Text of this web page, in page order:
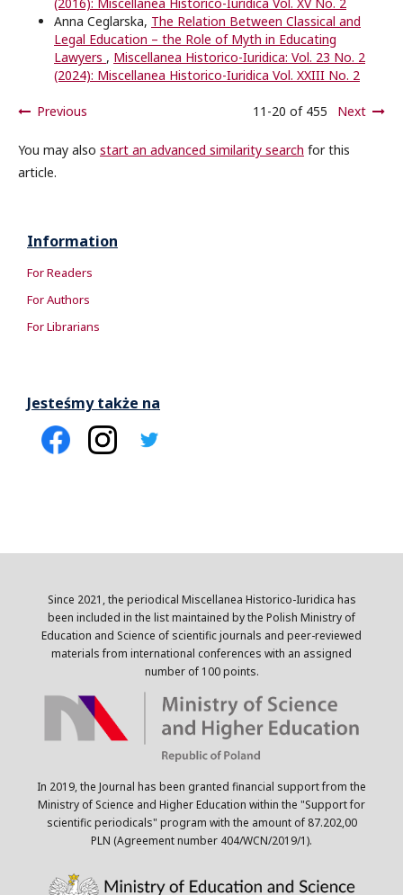
(2016): Miscellanea Historico-Iuridica Vol. XV No. 2
Anna Ceglarska, The Relation Between Classical and
Legal Education – the Role of Myth in Educating
Lawyers , Miscellanea Historico-Iuridica: Vol. 23 No. 2
(2024): Miscellanea Historico-Iuridica Vol. XXIII No. 2
Previous 11-20 of 455 Next
You may also start an advanced similarity search for this
article.
Information
For Readers
For Authors
For Librarians
Jesteśmy także na
Since 2021, the periodical Miscellanea Historico-Iuridica has
been included in the list maintained by the Polish Ministry of
Education and Science of scientific journals and peer-reviewed
materials from international conferences with an assigned
number of 100 points.
In 2019, the Journal has been granted financial support from the
Ministry of Science and Higher Education within the "Support for
scientific periodicals" program with the amount of 87.202,00
PLN (Agreement number 404/WCN/2019/1).